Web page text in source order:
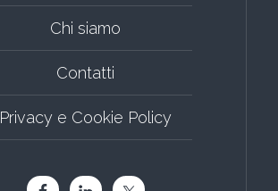
Chi siamo
Contatti
Privacy e Cookie Policy